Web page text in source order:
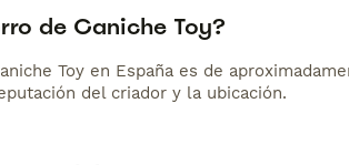
de Caniche Toy?
Toy en España es de
del criador y la ubicación.